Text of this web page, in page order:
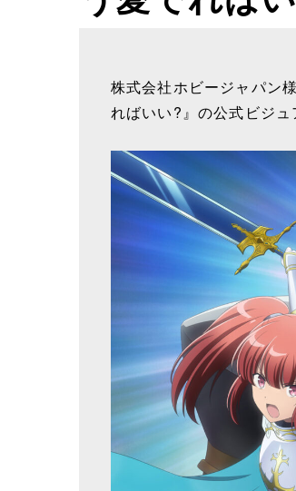
株式会社ホビージャパン
ればいい?』の公式ビジュ